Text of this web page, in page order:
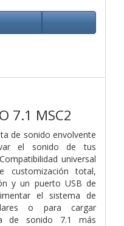
7.1 MSC2
de sonido envolvente
el sonido de tus
universal
customización total,
y un puerto USB de
el sistema de
o para cargar
de sonido 7.1 más